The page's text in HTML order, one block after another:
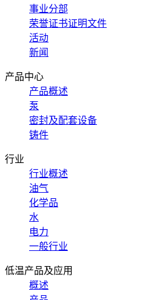
事业分部
荣誉证书证明文件
活动
新闻
产品中心
产品概述
泵
密封及配套设备
铸件
行业
行业概述
油气
化学品
水
电力
一般行业
低温产品及应用
概述